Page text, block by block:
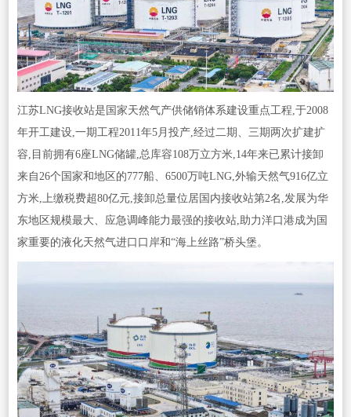
江苏LNG接收站是国家天然气产供储销体系建设重点工程,于2008
年开工建设,一期工程2011年5月投产,经过二期、三期两次扩建扩
容,目前拥有6座LNG储罐,总库容108万立方米,14年来已累计接卸
来自26个国家和地区的777船、6500万吨LNG,外输天然气916亿立
方米,上缴税费超80亿元,接卸总量位居国内接收站第2名,发展为华
东地区规模最大、应急调峰能力最强的接收站,助力洋口港成为国
家重要的液化天然气进口口岸和“海上丝路”桥头堡。